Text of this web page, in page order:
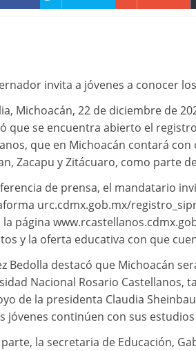
invita a jóvenes a conocer
Michoacán, 22 de diciembre de
que se encuentra abierto el
que en Michoacán contará
Zacapu y Zitácuaro, como parte
de prensa, el mandatario
urc.cdmx.gob.mx/
la página
y la oferta educativa con que
Bedolla destacó que Michoacán
Nacional Rosario Castellanos,
de la presidenta Claudia
jóvenes continúen con sus
la secretaria de Educación,